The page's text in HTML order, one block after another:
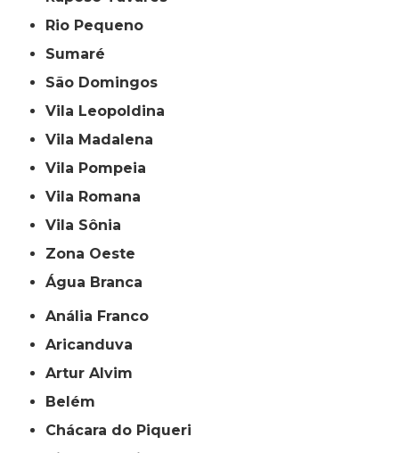
Rio Pequeno
Sumaré
São Domingos
Vila Leopoldina
Vila Madalena
Vila Pompeia
Vila Romana
Vila Sônia
Zona Oeste
Água Branca
Anália Franco
Aricanduva
Artur Alvim
Belém
Chácara do Piqueri